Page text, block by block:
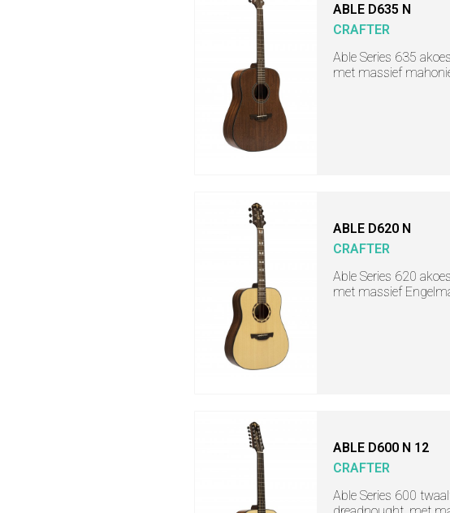
ABLE D635 N
CRAFTER
Able Series 635
met massief
ABLE D620 N
CRAFTER
Able Series 620
met massief
ABLE D600 N 12
CRAFTER
Able Series 600